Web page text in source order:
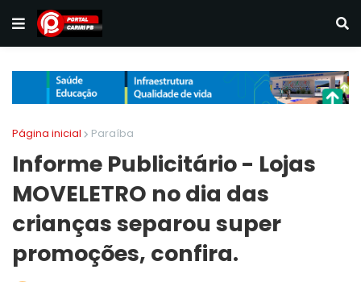
Página inicial Paraíba
Informe Publicitário - Lojas
MOVELETRO no dia das
crianças separou super
promoções, confira.